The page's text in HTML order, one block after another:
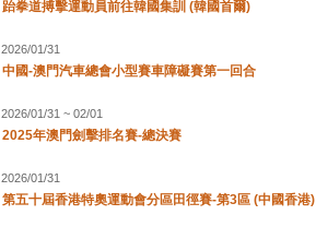
跆拳道搏擊運動員前往韓國集訓 (韓國首爾)
2026/01/31
中國-澳門汽車總會小型賽車障礙賽第一回合
2026/01/31 ~ 02/01
2025年澳門劍擊排名賽-總決賽
2026/01/31
第五十屆香港特奧運動會分區田徑賽-第3區 (中國香港)